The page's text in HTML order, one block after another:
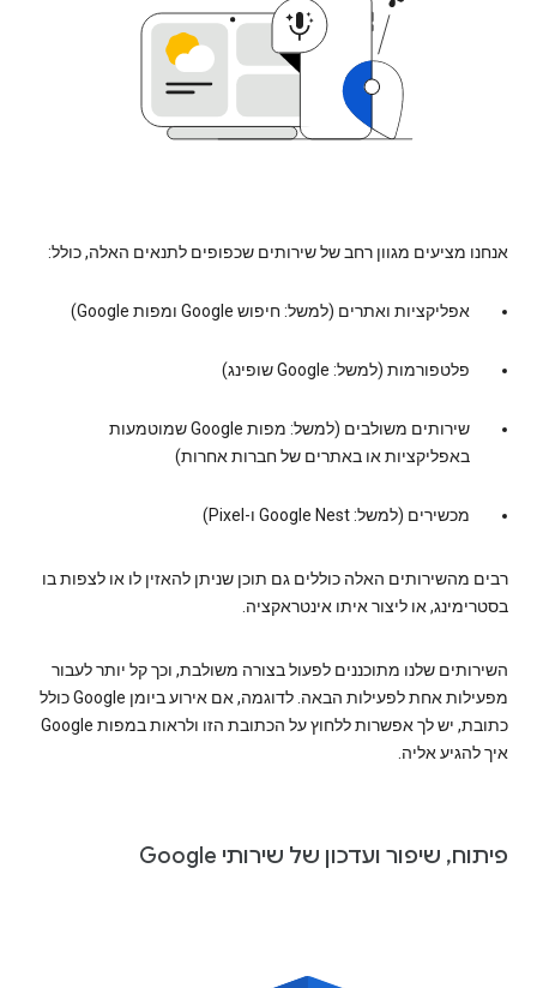
אנחנו מציעים מגוון רחב של שירותים שכפופים לתנאים האלה, כולל:
אפליקציות ואתרים (למשל: חיפוש Google ומפות Google)
פלטפורמות (למשל: Google שופינג)
שירותים משולבים (למשל: מפות Google שמוטמעות
באפליקציות או באתרים של חברות אחרות)
מכשירים (למשל: Google Nest ו-Pixel)
רבים מהשירותים האלה כוללים גם תוכן שניתן להאזין לו או לצפות בו
בסטרימינג, או ליצור איתו אינטראקציה.
השירותים שלנו מתוכננים לפעול בצורה משולבת, וכך קל יותר לעבור
מפעילות אחת לפעילות הבאה. לדוגמה, אם אירוע ביומן Google כולל
כתובת, יש לך אפשרות ללחוץ על הכתובת הזו ולראות במפות Google
איך להגיע אליה.
פיתוח, שיפור ועדכון של שירותי Google